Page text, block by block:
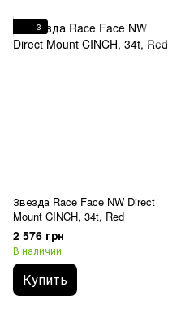
3
Звезда Race Face NW Direct
Mount CINCH, 34t, Red
2 576 грн
В наличии
Купить